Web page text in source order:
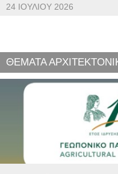
24 ΙΟΥΛΊΟΥ 2026
ΘΕΜΑΤΑ